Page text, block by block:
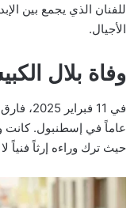
للفنان الذي يجمع بين
الأجيال.
وفاة بلال
عاماً في إسطنبول. كانت
حيث ترك وراءه إرثاً فنياً